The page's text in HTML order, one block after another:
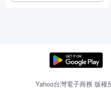
Yahoo台灣電子商務 版